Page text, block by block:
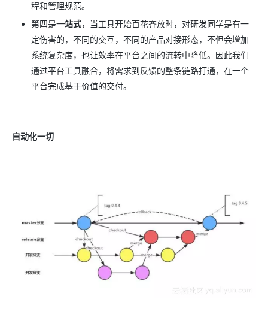
程和管理规范。
第四是一站式，当工具开始百花齐放时，对研发同学是有一
定伤害的，不同的交互，不同的产品对接形态，不但会增加
系统复杂度，也让效率在平台之间的流转中降低。因此我们
通过平台工具融合，将需求到反馈的整条链路打通，在一个
平台完成基于价值的交付。
自动化一切